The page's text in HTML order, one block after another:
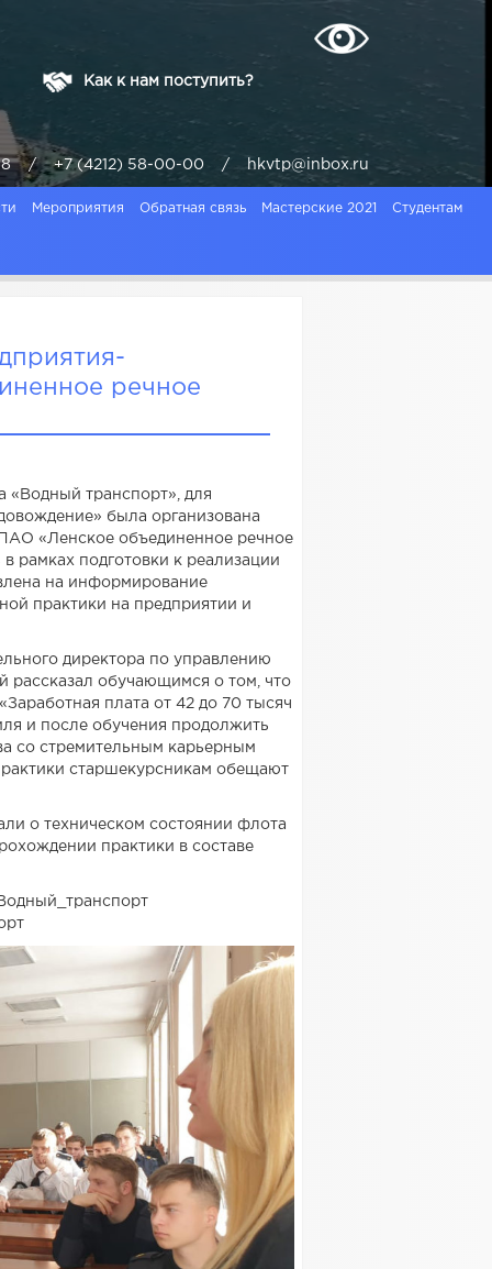
Как к нам поступить?
8 / +7 (4212) 58-00-00 / hkvtp@inbox.ru
Мероприятия Обратная связь Мастерские 2021 Студентам
речное
«Водный транспорт», для
была организована
«Ленское объединенное речное
рамках подготовки к реализации
на информирование
практики на предприятии и
директора по управлению
обучающимся о том, что
плата от 42 до 70 тысяч
и после обучения продолжить
со стремительным карьерным
старшекурсникам обещают
о техническом состоянии флота
практики в составе